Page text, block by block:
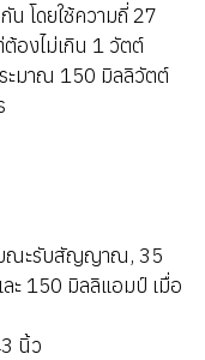
โดยใช้ความถี่ 27
องไม่เกิน 1 วัตต์
ะมาณ 150 มิลลิวัตต์
ขณะรับสัญญาณ, 35
ะ 150 มิลลิแอมป์ เมื่อ
นิ้ว